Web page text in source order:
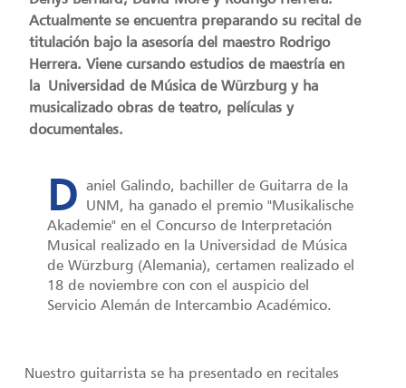
Actualmente se encuentra preparando su recital de
titulación bajo la asesoría del maestro Rodrigo
Herrera. Viene cursando estudios de maestría en
la Universidad de Música de Würzburg y ha
musicalizado obras de teatro, películas y
documentales.
D aniel Galindo, bachiller de Guitarra de la
UNM, ha ganado el premio "Musikalische
Akademie" en el Concurso de Interpretación
Musical realizado en la Universidad de Música
de Würzburg (Alemania), certamen realizado el
18 de noviembre con con el auspicio del
Servicio Alemán de Intercambio Académico.
Nuestro guitarrista se ha presentado en recitales